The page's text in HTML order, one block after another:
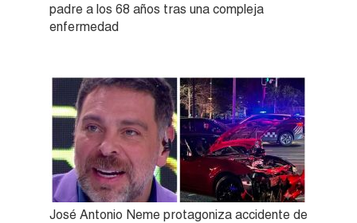
padre a los 68 años tras una compleja
enfermedad
José Antonio Neme protagoniza accidente de